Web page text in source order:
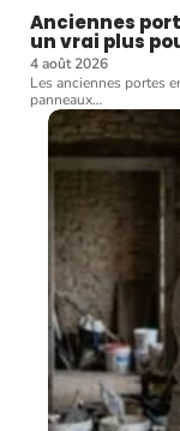
Anciennes
un vrai plus
4 août 2026
Les anciennes portes
panneaux…